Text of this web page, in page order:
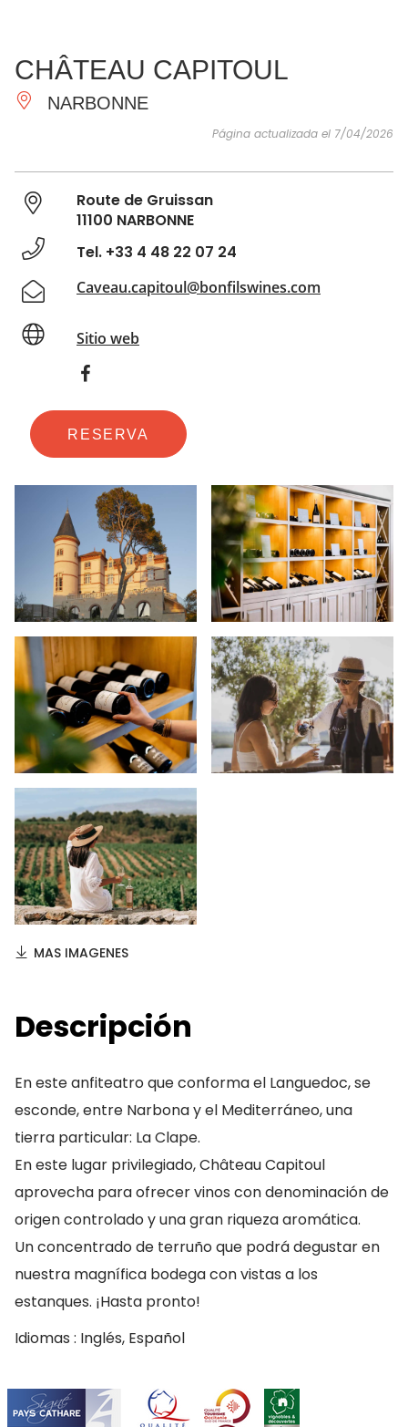
IMPRESCINDIBLES
HACER
INSPIRACIONES
CHÂTEAU CAPITOUL
NARBONNE
Página actualizada el 7/04/2026
Route de Gruissan
11100 NARBONNE
Tel. +33 4 48 22 07 24
Caveau.capitoul@bonfilswines.com
Sitio web
RESERVA
MAS IMAGENES
Descripción
En este anfiteatro que conforma el Languedoc, se
esconde, entre Narbona y el Mediterráneo, una
tierra particular: La Clape.
En este lugar privilegiado, Château Capitoul
aprovecha para ofrecer vinos con denominación de
origen controlado y una gran riqueza aromática.
Un concentrado de terruño que podrá degustar en
nuestra magnífica bodega con vistas a los
estanques. ¡Hasta pronto!
Idiomas : Inglés, Español